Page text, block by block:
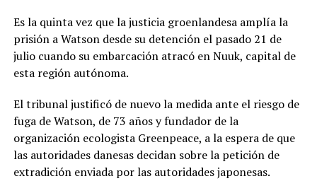
Es la quinta vez que la justicia groenlandesa amplía la
prisión a Watson desde su detención el pasado 21 de
julio cuando su embarcación atracó en Nuuk, capital de
esta región autónoma.
El tribunal justificó de nuevo la medida ante el riesgo de
fuga de Watson, de 73 años y fundador de la
organización ecologista Greenpeace, a la espera de que
las autoridades danesas decidan sobre la petición de
extradición enviada por las autoridades japonesas.